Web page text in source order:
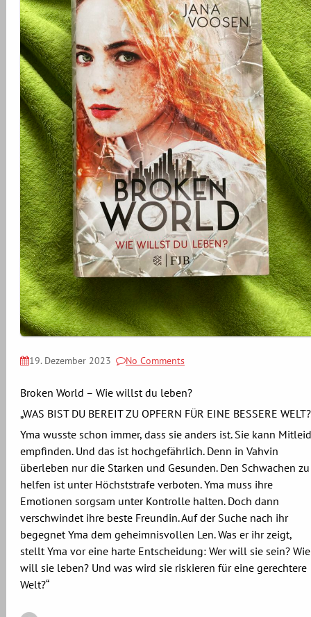
19. Dezember 2023 No Comments
Broken World – Wie willst du leben?
„WAS BIST DU BEREIT ZU OPFERN FÜR EINE BESSERE WELT?
Yma wusste schon immer, dass sie anders ist. Sie kann Mitleid
empfinden. Und das ist hochgefährlich. Denn in Vahvin
überleben nur die Starken und Gesunden. Den Schwachen zu
helfen ist unter Höchststrafe verboten. Yma muss ihre
Emotionen sorgsam unter Kontrolle halten. Doch dann
verschwindet ihre beste Freundin. Auf der Suche nach ihr
begegnet Yma dem geheimnisvollen Len. Was er ihr zeigt,
stellt Yma vor eine harte Entscheidung: Wer will sie sein? Wie
will sie leben? Und was wird sie riskieren für eine gerechtere
Welt?“